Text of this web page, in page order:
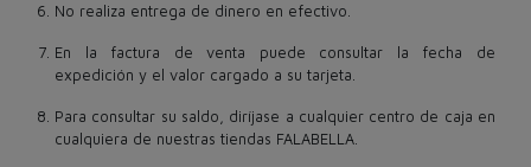
No realiza entrega de dinero en efectivo.
En la factura de venta puede consultar la fecha de
expedición y el valor cargado a su tarjeta.
Para consultar su saldo, diríjase a cualquier centro de caja en
cualquiera de​ nuestras tiendas FALABELLA.